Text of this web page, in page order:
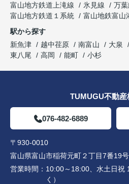
富山地方鉄道上滝線
氷見線 万葉
富山地方鉄道１系統
富山地鉄富山
駅から探す
新魚津
越中荏原 南富山 大泉
東八尾
高岡 能町 小杉
TUMUGU不動産
076-482-6889
〒930-0010
富山県富山市稲荷元町２丁目7番19
営業時間： 10:00～18:00、水土日祝
く）